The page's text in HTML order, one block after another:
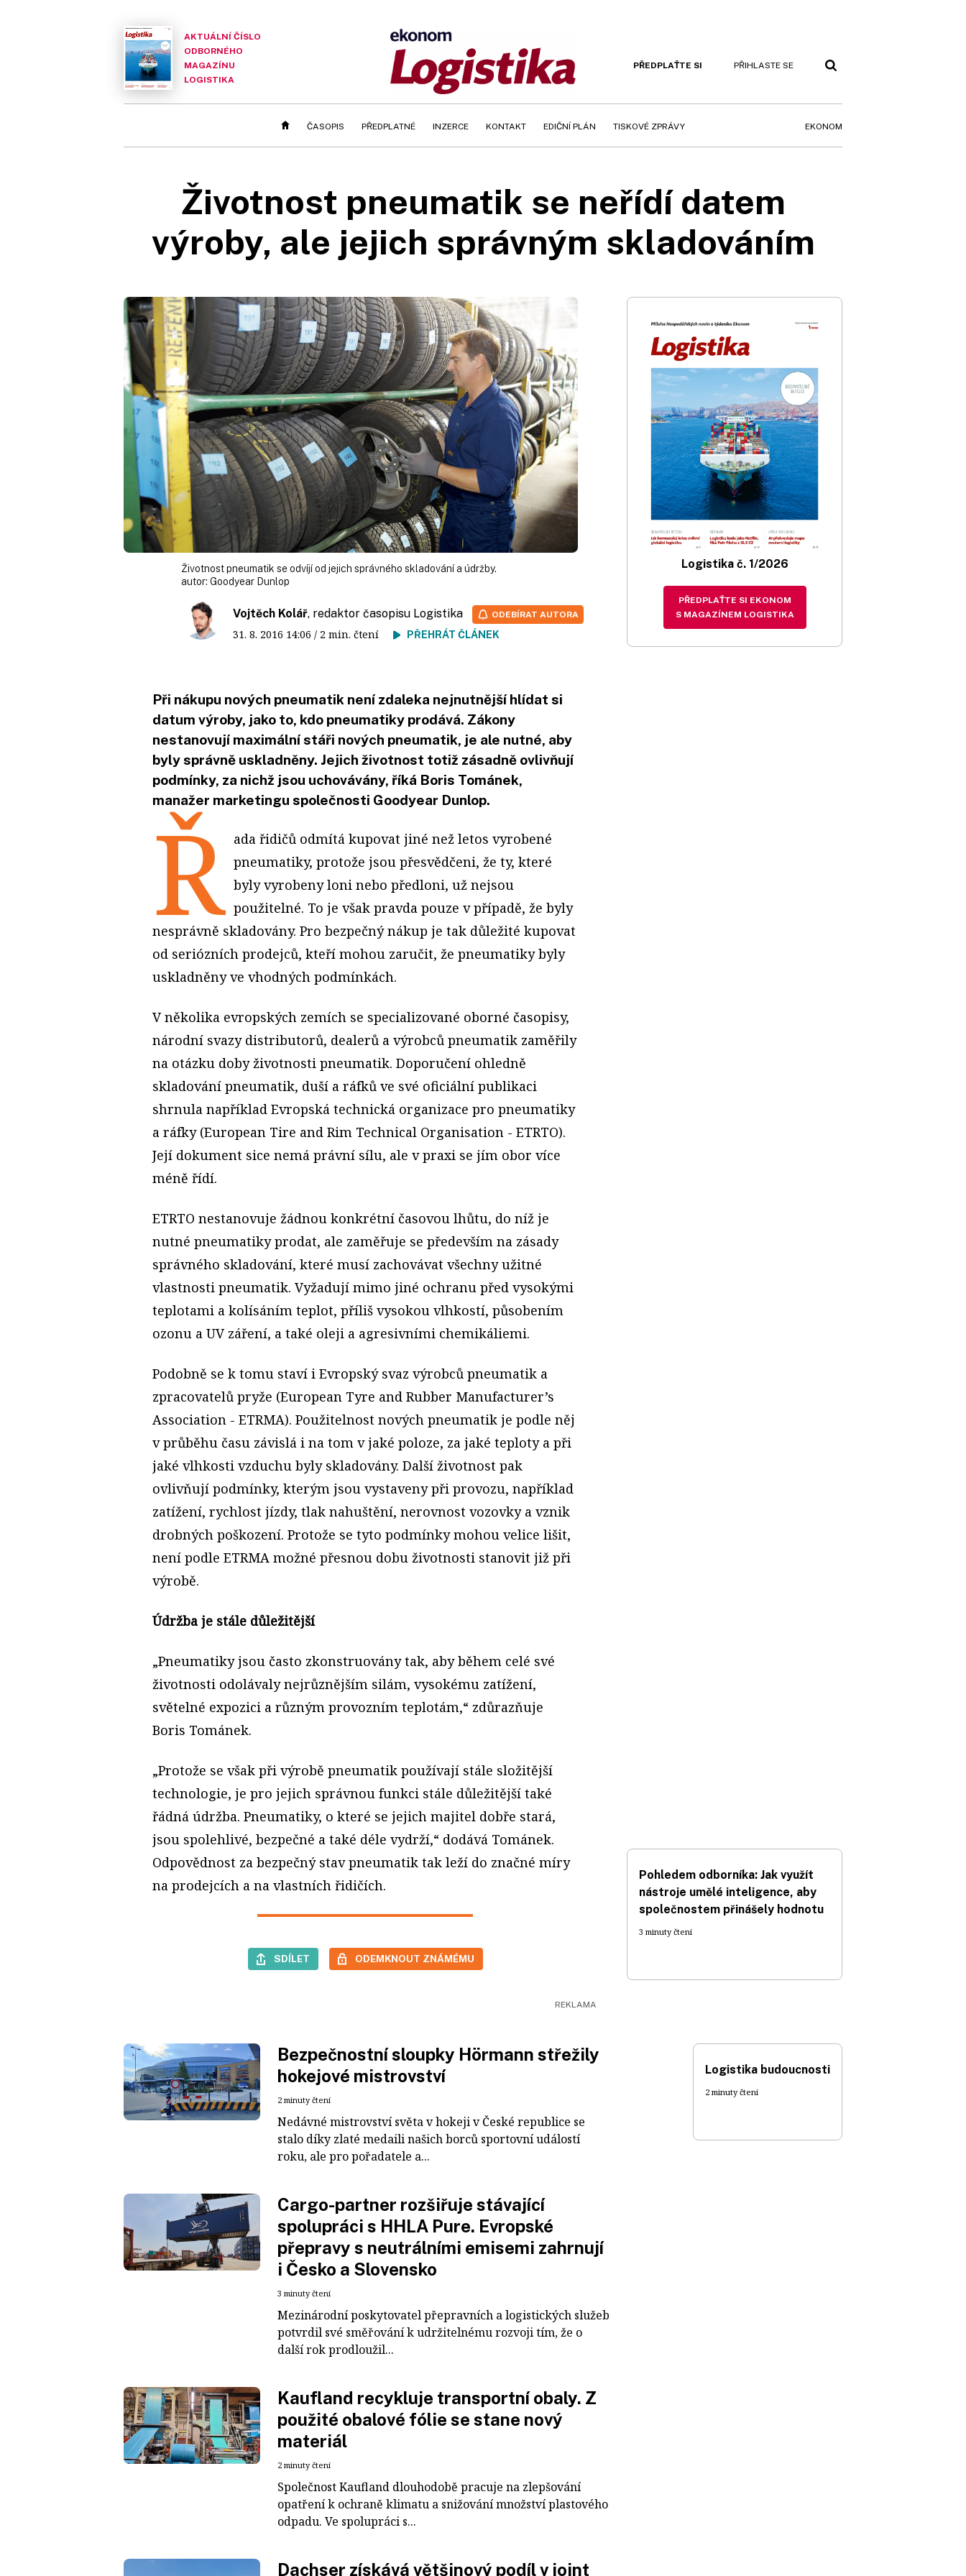
AKTUÁLNÍ ČÍSLO
ODBORNÉHO
MAGAZÍNU
LOGISTIKA
PŘEDPLAŤTE SI PŘIHLASTE SE
ČASOPIS PŘEDPLATNÉ INZERCE KONTAKT EDIČNÍ PLÁN TISKOVÉ ZPRÁVY EKONOM
Životnost pneumatik se neřídí datem
výroby, ale jejich správným skladováním
Životnost pneumatik se odvíjí od jejich správného skladování a údržby.
autor: Goodyear Dunlop
Vojtěch Kolář, redaktor časopisu Logistika
31. 8. 2016 14:06 / 2 min. čtení PŘEHRÁT ČLÁNEK
ODEBÍRAT AUTORA
Při nákupu nových pneumatik není zdaleka nejnutnější hlídat si
datum výroby, jako to, kdo pneumatiky prodává. Zákony
nestanovují maximální stáři nových pneumatik, je ale nutné, aby
byly správně uskladněny. Jejich životnost totiž zásadně ovlivňují
podmínky, za nichž jsou uchovávány, říká Boris Tománek,
manažer marketingu společnosti Goodyear Dunlop.
Ř ada řidičů odmítá kupovat jiné než letos vyrobené
pneumatiky, protože jsou přesvědčeni, že ty, které
byly vyrobeny loni nebo předloni, už nejsou
použitelné. To je však pravda pouze v případě, že byly
nesprávně skladovány. Pro bezpečný nákup je tak důležité kupovat
od seriózních prodejců, kteří mohou zaručit, že pneumatiky byly
uskladněny ve vhodných podmínkách.
V několika evropských zemích se specializované oborné časopisy,
národní svazy distributorů, dealerů a výrobců pneumatik zaměřily
na otázku doby životnosti pneumatik. Doporučení ohledně
skladování pneumatik, duší a ráfků ve své oficiální publikaci
shrnula například Evropská technická organizace pro pneumatiky
a ráfky (European Tire and Rim Technical Organisation - ETRTO).
Její dokument sice nemá právní sílu, ale v praxi se jím obor více
méně řídí.
ETRTO nestanovuje žádnou konkrétní časovou lhůtu, do níž je
nutné pneumatiky prodat, ale zaměřuje se především na zásady
správného skladování, které musí zachovávat všechny užitné
vlastnosti pneumatik. Vyžadují mimo jiné ochranu před vysokými
teplotami a kolísáním teplot, příliš vysokou vlhkostí, působením
ozonu a UV záření, a také oleji a agresivními chemikáliemi.
Podobně se k tomu staví i Evropský svaz výrobců pneumatik a
zpracovatelů pryže (European Tyre and Rubber Manufacturer’s
Association - ETRMA). Použitelnost nových pneumatik je podle něj
v průběhu času závislá i na tom v jaké poloze, za jaké teploty a při
jaké vlhkosti vzduchu byly skladovány. Další životnost pak
ovlivňují podmínky, kterým jsou vystaveny při provozu, například
zatížení, rychlost jízdy, tlak nahuštění, nerovnost vozovky a vznik
drobných poškození. Protože se tyto podmínky mohou velice lišit,
není podle ETRMA možné přesnou dobu životnosti stanovit již při
výrobě.
Údržba je stále důležitější
„Pneumatiky jsou často zkonstruovány tak, aby během celé své
životnosti odolávaly nejrůznějším silám, vysokému zatížení,
světelné expozici a různým provozním teplotám,“ zdůrazňuje
Boris Tománek.
„Protože se však při výrobě pneumatik používají stále složitější
technologie, je pro jejich správnou funkci stále důležitější také
řádná údržba. Pneumatiky, o které se jejich majitel dobře stará,
jsou spolehlivé, bezpečné a také déle vydrží,“ dodává Tománek.
Odpovědnost za bezpečný stav pneumatik tak leží do značné míry
na prodejcích a na vlastních řidičích.
SDÍLET ODEMKNOUT ZNÁMÉMU
Logistika č. 1/2026
PŘEDPLAŤTE SI EKONOM
S MAGAZÍNEM LOGISTIKA
Pohledem odborníka: Jak využít
nástroje umělé inteligence, aby
společnostem přinášely hodnotu
3 minuty čtení
Bezpečnostní sloupky Hörmann střežily
hokejové mistrovství
2 minuty čtení
Nedávné mistrovství světa v hokeji v České republice se
stalo díky zlaté medaili našich borců sportovní událostí
roku, ale pro pořadatele a...
Cargo-partner rozšiřuje stávající
spolupráci s HHLA Pure. Evropské
přepravy s neutrálními emisemi zahrnují
i Česko a Slovensko
3 minuty čtení
Mezinárodní poskytovatel přepravních a logistických služeb
potvrdil své směřování k udržitelnému rozvoji tím, že o
další rok prodloužil...
Kaufland recykluje transportní obaly. Z
použité obalové fólie se stane nový
materiál
2 minuty čtení
Společnost Kaufland dlouhodobě pracuje na zlepšování
opatření k ochraně klimatu a snižování množství plastového
odpadu. Ve spolupráci s...
Dachser získává většinový podíl v joint
Logistika budoucnosti
2 minuty čtení